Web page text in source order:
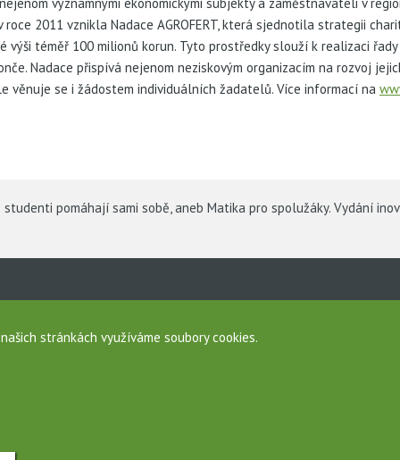
2011 vznikla Nadace AGROFERT, která sjednotila strategii
výši téměř 100 milionů korun. Tyto prostředky slouží k realizaci
Nadace přispívá nejenom neziskovým organizacím na rozvoj
věnuje se i žádostem individuálních žadatelů. Více informací na
pomáhají sami sobě, aneb Matika pro spolužáky. Vydání
údajů
stránkách využíváme soubory cookies.